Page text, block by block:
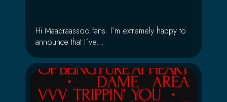
Hi Maadraassoo fans. I´m extremely happy to
announce that I´ve...